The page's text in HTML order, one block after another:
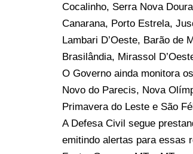
Cocalinho, Serra Nova
Canarana, Porto Estrela,
Lambari D’Oeste, Barão de
Brasilândia, Mirassol
O Governo ainda monitora
Novo do Parecis, Nova
Primavera do Leste e São
A Defesa Civil segue
emitindo alertas para essas